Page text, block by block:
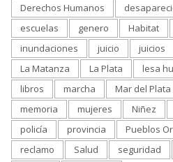
Derechos Humanos
escuelas
genero Habitat
inundaciones
juicio juicios
La Matanza
La Plata lesa
libros
marcha Mar del Plata
memoria
mujeres Niñez
policía
provincia Pueblos
reclamo
Salud seguridad